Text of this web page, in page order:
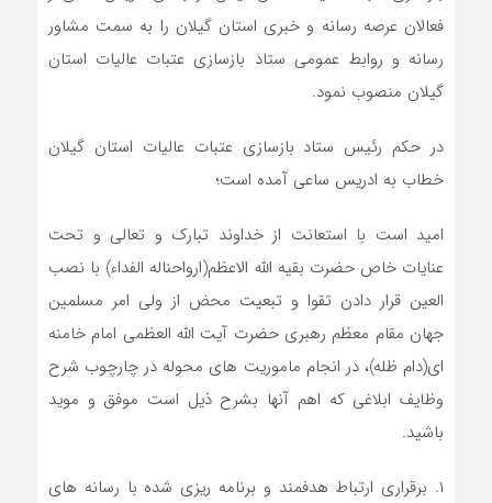
فعالان عرصه رسانه و خبری استان گیلان را به سمت مشاور
رسانه و روابط عمومی ستاد بازسازی عتبات عالیات استان
گیلان منصوب نمود.
در حکم رئیس ستاد بازسازی عتبات عالیات استان گیلان
خطاب به ادریس ساعی آمده است؛
امید است با استعانت از خداوند تبارک و تعالی و تحت
عنایات خاص حضرت بقیه الله الاعظم(ارواحناله الفداء) با نصب
العین قرار دادن تقوا و تبعیت محض از ولی امر مسلمین
جهان مقام معظم رهبری حضرت آیت الله العظمی امام خامنه
ای(دام ظله)، در انجام ماموریت های محوله در چارچوب شرح
وظایف ابلاغی که اهم آنها بشرح ذیل است موفق و موید
باشید.
۱. برقراری ارتباط هدفمند و برنامه ریزی شده با رسانه های